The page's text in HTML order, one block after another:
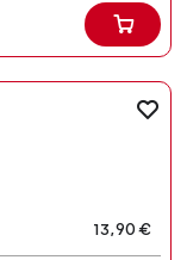
13,90 €